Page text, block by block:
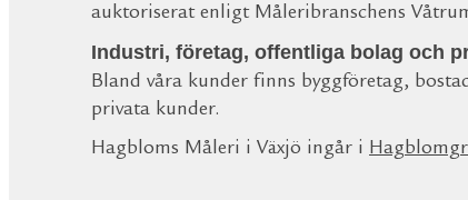
auktoriserat enligt Måleribranschens
Industri, företag, offentliga bolag och
Bland våra kunder finns byggföretag,
privata kunder.
Hagbloms Måleri i Växjö ingår i